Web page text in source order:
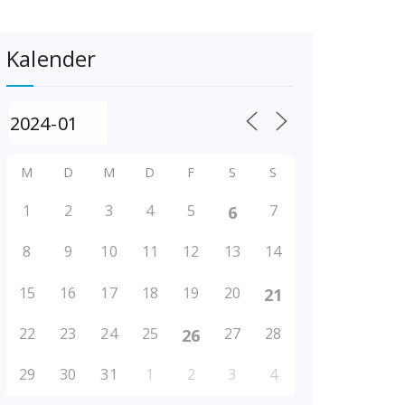
Kalender
M D M D F S S
1 2 3 4 5 6 7
8 9 10 11 12 13 14
15 16 17 18 19 20 21
22 23 24 25 26 27 28
29 30 31 1 2 3 4